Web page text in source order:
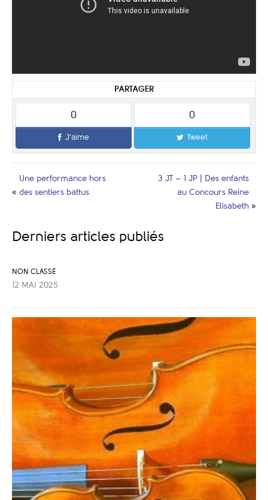
PARTAGER
0
J'aime
0
Tweet
«
Une performance hors
des sentiers battus
3 JT – 1 JP | Des enfants
au Concours Reine
Elisabeth »
Derniers articles publiés
NON CLASSÉ
12 MAI 2025